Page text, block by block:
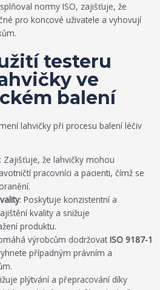
normy ISO, zajišťuje, že
pro koncové uživatele a vyhovují
testeru
ve
balení
lahvičky při procesu balení léčiv
: Zajišťuje, že lahvičky mohou
pracovníci a pacienti, čímž se
: Poskytuje konzistentní a
kvality a snižuje
produktu.
výrobcům dodržovatISO 9187-1
případným právním a
plýtvání a přepracování díky